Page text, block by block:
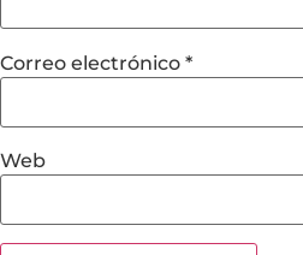
Correo electrónico *
Web